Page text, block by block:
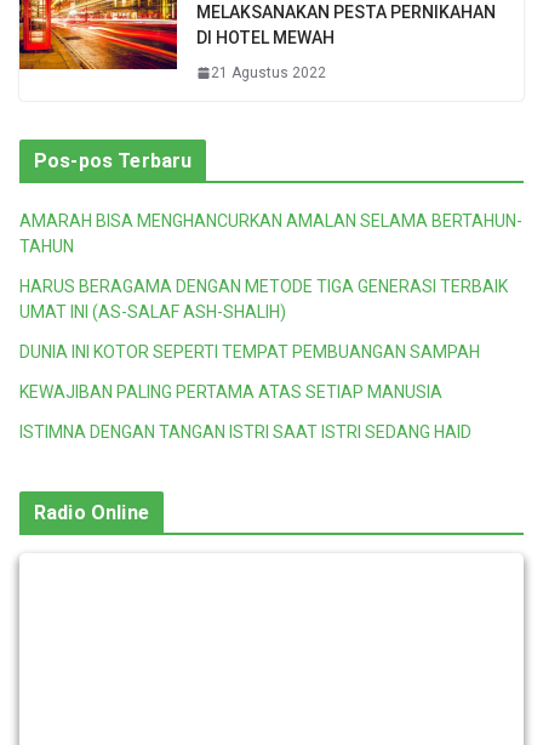
MELAKSANAKAN PESTA PERNIKAHAN
DI HOTEL MEWAH
21 Agustus 2022
Pos-pos Terbaru
AMARAH BISA MENGHANCURKAN AMALAN SELAMA BERTAHUN-
TAHUN
HARUS BERAGAMA DENGAN METODE TIGA GENERASI TERBAIK
UMAT INI (AS-SALAF ASH-SHALIH)
DUNIA INI KOTOR SEPERTI TEMPAT PEMBUANGAN SAMPAH
KEWAJIBAN PALING PERTAMA ATAS SETIAP MANUSIA
ISTIMNA DENGAN TANGAN ISTRI SAAT ISTRI SEDANG HAID
Radio Online